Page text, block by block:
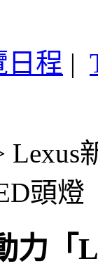
日程 |
Lexus
頭燈
力「